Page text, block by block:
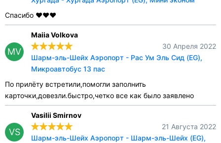
Спасибо ❤️❤️❤️
MV
Maiia Volkova
30 Апреля 2022
Шарм-эль-Шейх Аэропорт - Рас Ум Эль Сид (EG),
Микроавтобус 13 пас
По прилёту встретили,помогли заполнить
карточки,довезли.быстро,четко все как было заявлено
VS
Vasilii Smirnov
21 Августа 2022
Шарм-эль-Шейх Аэропорт - Шарм-эль-Шейх (EG),